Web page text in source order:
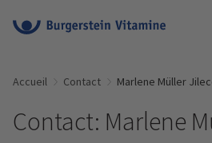
Accueil Contact Marlene Müller
Contact: Marlene